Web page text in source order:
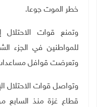
خطر الموت جوعا.
وتمنع قوات
للمواطنين في الجزء
وتعرضت قوافل
وتواصل قوات الاحتلال
قطاع غزة منذ السابع